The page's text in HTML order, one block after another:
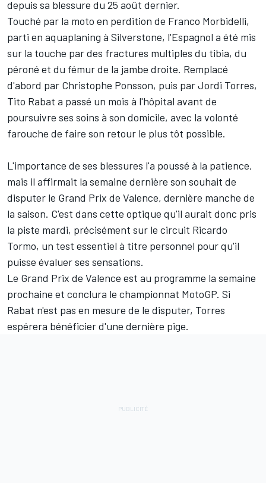
depuis sa blessure du 25 août dernier.
Touché par la moto en perdition de Franco Morbidelli,
parti en aquaplaning à Silverstone, l'Espagnol a été mis
sur la touche par des fractures multiples du tibia, du
péroné et du fémur de la jambe droite. Remplacé
d'abord par Christophe Ponsson, puis par Jordi Torres,
Tito Rabat a passé un mois à l'hôpital avant de
poursuivre ses soins à son domicile, avec la volonté
farouche de faire son retour le plus tôt possible.
L'importance de ses blessures l'a poussé à la patience,
mais il affirmait la semaine dernière son souhait de
disputer le Grand Prix de Valence, dernière manche de
la saison. C'est dans cette optique qu'il aurait donc pris
la piste mardi, précisément sur le circuit Ricardo
Tormo, un test essentiel à titre personnel pour qu'il
puisse évaluer ses sensations.
Le Grand Prix de Valence est au programme la semaine
prochaine et conclura le championnat MotoGP. Si
Rabat n'est pas en mesure de le disputer, Torres
espérera bénéficier d'une dernière pige.